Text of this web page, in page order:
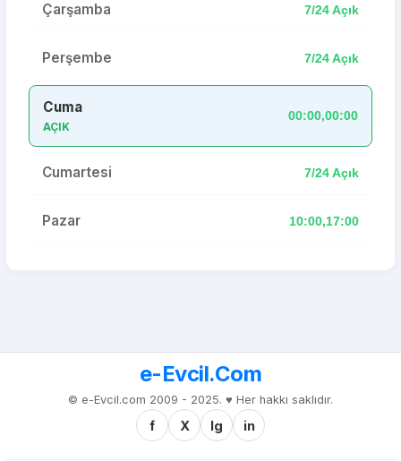
Çarşamba 7/24 Açık
Perşembe 7/24 Açık
Cuma
AÇIK
00:00,00:00
Cumartesi 7/24 Açık
Pazar 10:00,17:00
e-Evcil.Com
© e-Evcil.com 2009 - 2025. ♥️ Her hakkı saklıdır.
f X Ig in